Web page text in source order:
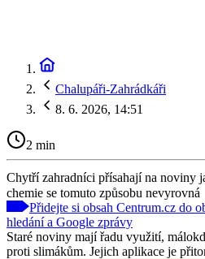
Chalupáři-Zahrádkáři
8. 6. 2026, 14:51
2 min
Chytří zahradníci přísahají na noviny
chemie se tomuto způsobu nevyrovná
Přidejte si obsah Centrum.cz do
hledání a Google zprávy
Staré noviny mají řadu využití,
proti slimákům. Jejich aplikace je